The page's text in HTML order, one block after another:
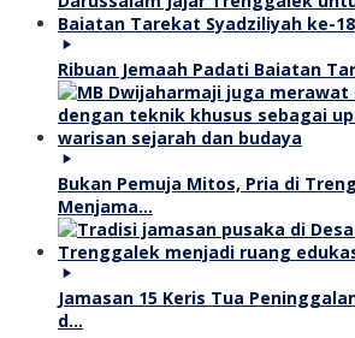
Ribuan Jemaah Padati Baiatan
Bukan Pemuja Mitos, Pria di
Menjama…
Jamasan 15 Keris Tua
d…